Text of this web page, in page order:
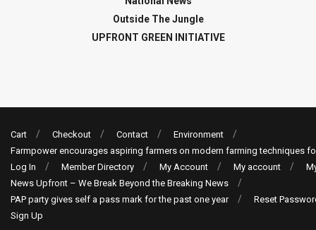
Outside The Jungle
UPFRONT GREEN INITIATIVE
Cart Checkout Contact
Environment
Farmpower encourages aspiring farmers on modern farming techniques
Log In
Member Directory My Account My account
News Upfront – We Break Beyond the Breaking News
PAP party gives self a pass mark for the past one year
Reset
Sign Up